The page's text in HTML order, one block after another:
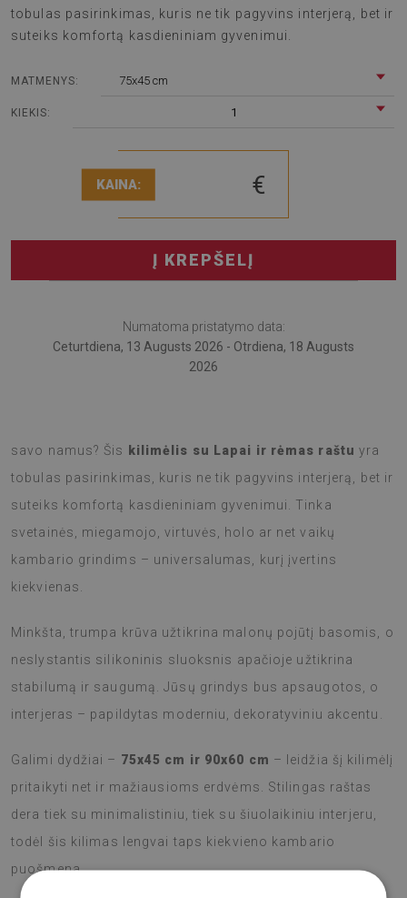
tobulas pasirinkimas, kuris ne tik pagyvins interjerą, bet ir
suteiks komfortą kasdieniniam gyvenimui.
MATMENYS: 75x45 cm
KIEKIS: 1
KAINA: €
Į KREPŠELĮ
Numatoma pristatymo data:
Ceturtdiena, 13 Augusts 2026 - Otrdiena, 18 Augusts
2026
savo namus? Šis
kilimėlis su Lapai ir rėmas raštu yra
tobulas pasirinkimas, kuris ne tik pagyvins interjerą, bet ir
suteiks komfortą kasdieniniam gyvenimui. Tinka
svetainės, miegamojo, virtuvės, holo ar net vaikų
kambario grindims – universalumas, kurį įvertins
kiekvienas.
Minkšta, trumpa krūva užtikrina malonų pojūtį basomis, o
neslystantis silikoninis sluoksnis apačioje užtikrina
stabilumą ir saugumą. Jūsų grindys bus apsaugotos, o
interjeras – papildytas moderniu, dekoratyviniu akcentu.
Galimi dydžiai – 75x45 cm ir 90x60 cm – leidžia šį kilimėlį
pritaikyti net ir mažiausioms erdvėms. Stilingas raštas
dera tiek su minimalistiniu, tiek su šiuolaikiniu interjeru,
todėl šis kilimas lengvai taps kiekvieno kambario
puošmena.